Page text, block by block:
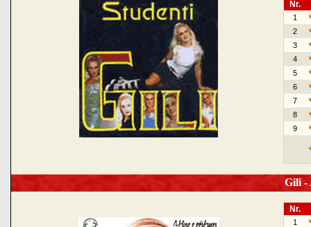
Nr.
1
2
3
4
5
6
7
8
9
Gili -
Nr.
1